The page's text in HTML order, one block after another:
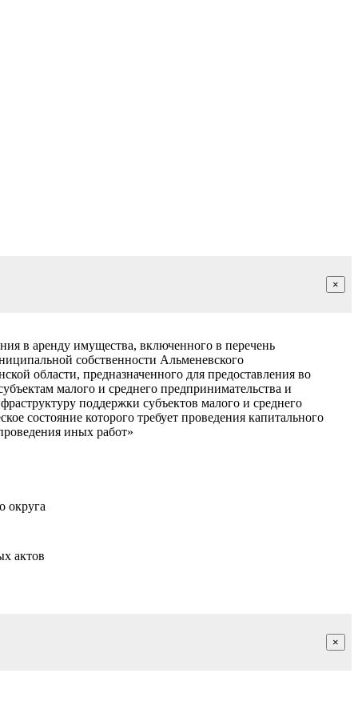
×
в аренду имущества, включенного в перечень
собственности Альменевского
области, предназначенного для предоставления во
малого и среднего предпринимательства и
поддержки субъектов малого и среднего
состояние которого требует проведения капитального
иных работ»
округа
актов
×